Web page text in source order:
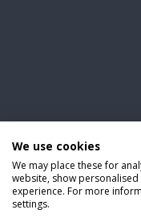
Vind ons op social
We use cookies
We may place these for
website, show
experience. For more
settings.